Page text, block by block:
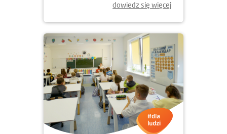
dowiedz się więcej